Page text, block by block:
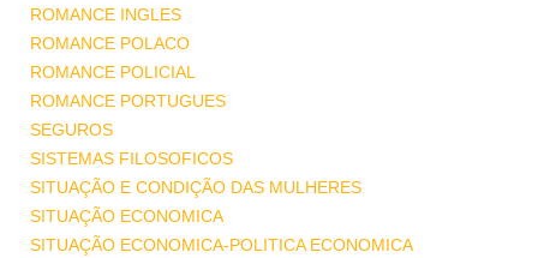
ROMANCE INGLES
ROMANCE POLACO
ROMANCE POLICIAL
ROMANCE PORTUGUES
SEGUROS
SISTEMAS FILOSOFICOS
SITUAÇÃO E CONDIÇÃO DAS MULHERES
SITUAÇÃO ECONOMICA
SITUAÇÃO ECONOMICA-POLITICA ECONOMICA